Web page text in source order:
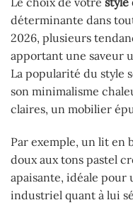
déterminante dans
2026, plusieurs
apportant une saveur
La popularité du style
son minimalisme
claires, un mobilier
Par exemple, un lit en
doux aux tons pastel
apaisante, idéale pour
industriel quant à lui